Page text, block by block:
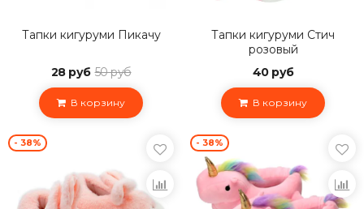
Тапки кигуруми Пикачу
28 руб 50 руб
В корзину
Тапки кигуруми Стич
розовый
40 руб
В корзину
- 38% - 38%